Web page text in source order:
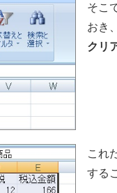
そこ
おき、
クリ
これ
する